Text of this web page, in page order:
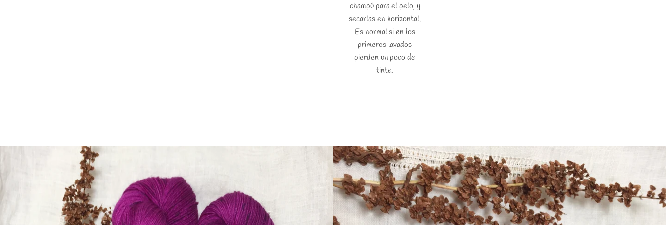
champú para el pelo, y
secarlas en horizontal.
Es normal si en los
primeros lavados
pierden un poco de
tinte.